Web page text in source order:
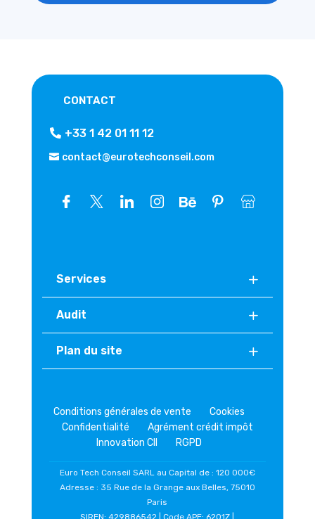
CONTACT
+33 1 42 01 11 12
contact@eurotechconseil.com
Services
Audit
Plan du site
Conditions générales de vente
Cookies
Confidentialité
Agrément crédit impôt
Innovation CII
RGPD
Euro Tech Conseil SARL au Capital de : 120 000€
Adresse : 35 Rue de la Grange aux Belles, 75010
Paris
SIREN: 429886542 | Code APE: 6201Z |